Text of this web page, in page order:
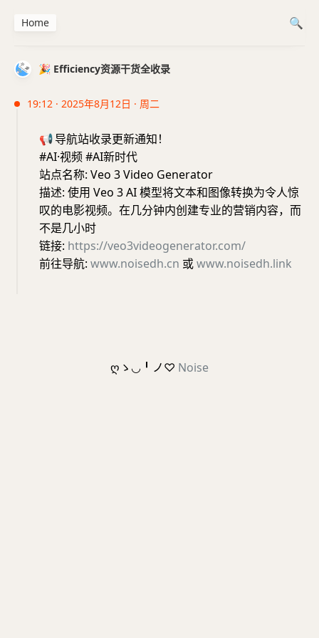
🎉 Efficiency资源干货全收录
19:12 · 2025年8月12日 · 周二
📢导航站收录更新通知！
#AI·视频 #AI新时代
站点名称: Veo 3 Video Generator
描述: 使用 Veo 3 AI 模型将文本和图像转换为令人惊
叹的电影视频。在几分钟内创建专业的营销内容，而
不是几小时
链接: https://veo3videogenerator.com/
前往导航: www.noisedh.cn 或www.noisedh.link
Home
ღゝ◡╹ノ♡ Noise